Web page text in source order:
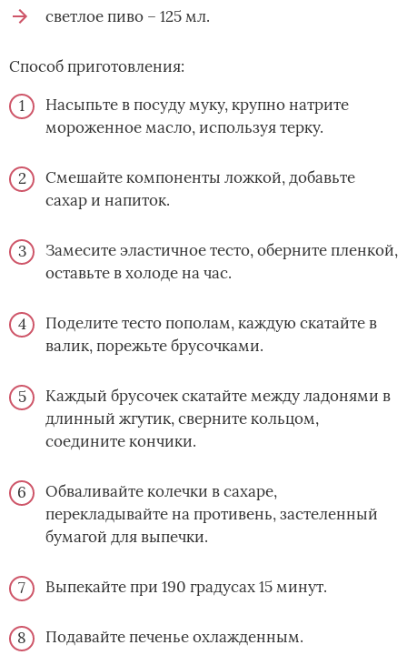
светлое пиво – 125 мл.
Способ приготовления:
Насыпьте в посуду муку, крупно натрите
мороженное масло, используя терку.
Смешайте компоненты ложкой, добавьте
сахар и напиток.
Замесите эластичное тесто, оберните пленкой,
оставьте в холоде на час.
Поделите тесто пополам, каждую скатайте в
валик, порежьте брусочками.
Каждый брусочек скатайте между ладонями в
длинный жгутик, сверните кольцом,
соедините кончики.
Обваливайте колечки в сахаре,
перекладывайте на противень, застеленный
бумагой для выпечки.
Выпекайте при 190 градусах 15 минут.
Подавайте печенье охлажденным.